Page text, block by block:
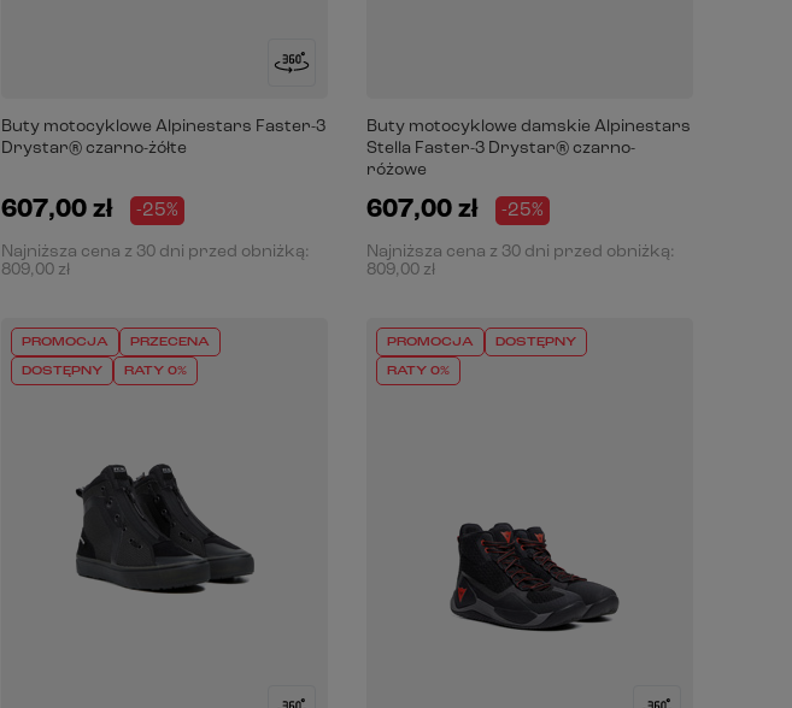
Buty motocyklowe Alpinestars Faster-3
Drystar® czarno-żółte
607,00 zł -25%
Najniższa cena z 30 dni przed obniżką:
809,00 zł
Buty motocyklowe damskie Alpinestars
Stella Faster-3 Drystar® czarno-
różowe
607,00 zł -25%
Najniższa cena z 30 dni przed obniżką:
809,00 zł
PROMOCJA PRZECENA
DOSTĘPNY RATY 0%
PROMOCJA DOSTĘPNY
RATY 0%